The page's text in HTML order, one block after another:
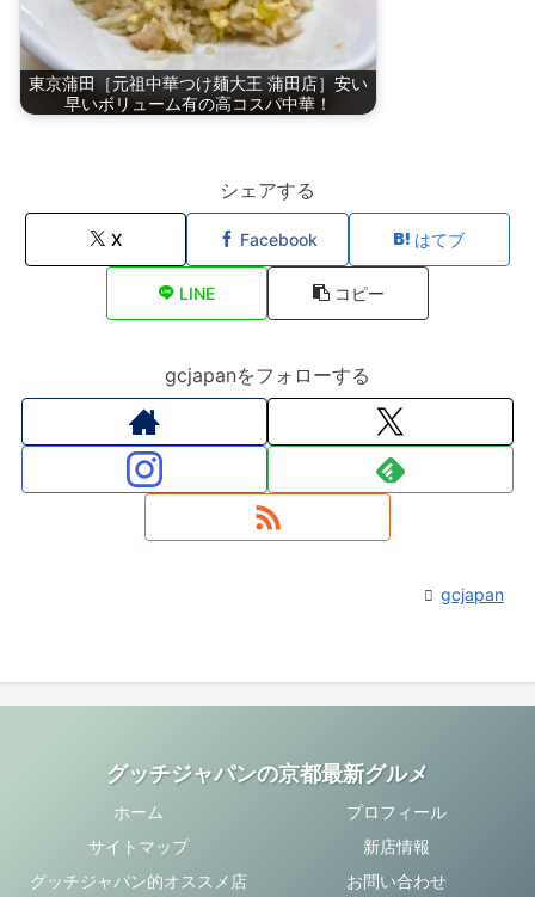
東京蒲田［元祖中華つけ麺大王 蒲田店］安い
早いボリューム有の高コスパ中華！
シェアする
X Facebook はてブ
LINE コピー
gcjapanをフォローする
gcjapan
グッチジャパンの京都最新グルメ
ホーム
プロフィール
サイトマップ
新店情報
グッチジャパン的オススメ店
お問い合わせ